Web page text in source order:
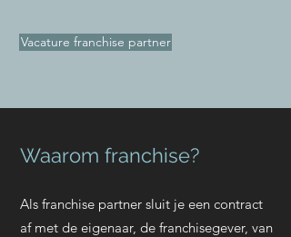
Vacature franchise partner
Waarom franchise?
Als franchise partner sluit je een contract
af met de eigenaar, de franchisegever, van